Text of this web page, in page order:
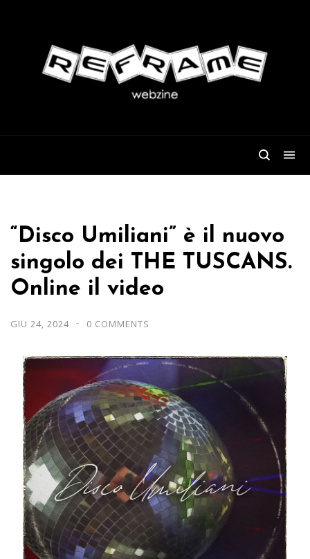
“Disco Umiliani” è il nuovo
singolo dei THE TUSCANS.
Online il video
GIU 24, 2024 0 COMMENTS